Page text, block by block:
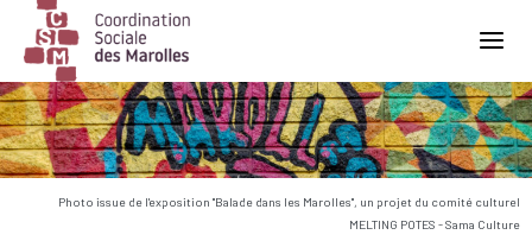
Main Navigation
Photo issue de l'exposition "Balade dans les Marolles", un projet du comité culturel
MELTING POTES - Sama Culture